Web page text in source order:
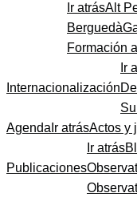
Ir atrásAlt
Berguedà
Formación
Internacionalización
Ir
Agenda Ir atrásActos y
Publicaciones
Ir atrás